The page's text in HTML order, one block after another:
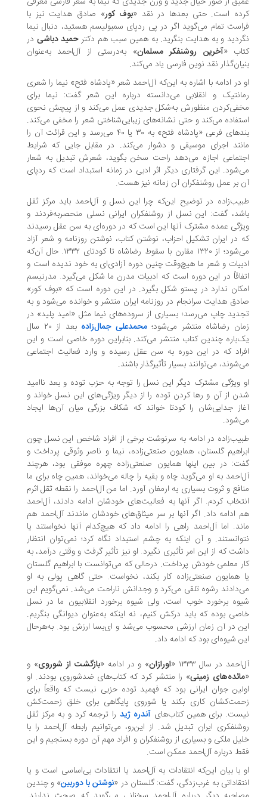
است. حتی بعدها در نقد « بوف کور» صادق هدایت نیز با
تمام می‌گوید اگر در پی ردپای سمبولیسم هستید، دنبال نیما
و به هدایت بنگرید. به همین سبب هم دکترحمید دباشیدر
«آخرین روشنفکر مسلمان» به‌درستی از آل‌احمد به‌عنوان
نقد نوین فارسی یاد می‌کند.
در ادامه با اشاره به این‌که آل‌احمد شعر «پادشاه فتح» نیما را شعری
و انقلابی می‌دانسته درباره این شعر گفت: نیما برای
منظورش به‌شکل جدیدی عمل می‌کند و از پیچش نحوی
می‌کند و حتی نشانه‌های زیبایی‌شناختی شعر را مخفی می‌کند.
بندهای فرعی «پادشاه فتح» به ۳۰ یا ۴۰ می‌رسد و این قرائت آن را
اجرای موسیقی و دشوار می‌کند. در مقابل جایی که شرایط
اجازه می‌دهد راحت سخن بگوید، شعرش تبدیل به شعار
این گرفتاری دیگر اثر ادبی در زمانه‌ استبداد است که ردپای
بر عمل روشنفکران آن زمانه نیز هست.
در توضیح این‌که چرا این نسل و آل‌احمد باید مرکز ثقل
گفت: این نسل از روشنفکران ایرانی نسلی منحصربه‌فردند و
عمده‌ مشترک آنها این است که در دوره‌ای به سن عقل رسیدند
در ایران تشکیل احزاب، نوشتن کتاب، نوشتن روزنامه و شعر آزاد
می‌شود؛ از ۱۳۲۰ مقارن با سقوط رضاشاه تا کودتای ۱۳۳۲. حال آن‌که
و شعر ما هیچ‌وقت چنین دوره‌ آزادی‌ای به خود ندیده است و
در این دوره است که ادبیات مدرن ما شکل می‌گیرد. مدرنیسم
ندارد در پستو شکل بگیرد. در این دوره است که «بوف کور»
هدایت سرانجام در روزنامه‌ ایران منتشر و خوانده می‌شود و به
چاپ می‌رسد؛ بسیاری از سروده‌های نیما مثل «امید پلید» در
رضاشاه منتشر می‌شود؛محمدعلی‌ جمال‌زاده
بعد از ۲۰ سال
چندین کتاب منتشر می‌کند. بنابراین دوره‌ خاصی است و این
که در این دوره به سن عقل رسیده و وارد فعالیت اجتماعی
می‌توانند بسیار تأثیرگذار باشند.
ویژگی مشترک دیگر این نسل را توجه به حزب توده و بعد ناامید
از آن و رها کردن توده را از دیگر ویژگی‌های این نسل خواند و
جدایی‌شان را کودتا ‌خواند که شکاف بزرگی میان آن‌ها ایجاد
در ادامه به سرنوشت برخی از افراد شاخص این نسل چون
گلستان، همایون صنعتی‌زاده، نیما و ناصر وثوقی پرداخت و
در بین اینها همایون صنعتی‌زاده چهره‌ موفقی بود، هرچند
به او می‌گوید چاه و بقیه را چاله می‌خواند، همین چاه برای ما
و ثروت بسیاری به ارمغان آورد. اما من آل‌احمد را نقطه‌ ثقل اثرم
کردم. اگر آنها به فعالیت‌های خودشان ادامه دادند، آل‌احمد
ادامه داد. اگر آنها بر سر میثاق‌های خودشان ماندند آل‌احمد هم
اما آل‌احمد راهی را ادامه داد که هیچ‌کدام آنها نخواستند یا
و آن اینکه به چشم استبداد نگاه کرد؛ نمی‌توان انتظار
که از این امر تأثیری نگیرد. او نیز تأثیر گرفت و وقتی درآمد، به
معلمی خودش پرداخت. درحالی که می‌توانست با ابراهیم گلستان
همایون صنعتی‌زاده کار بکند، نخواست. حتی گاهی پولی به او
رشوه تلقی می‌کرد و وجدانش ناراحت می‌شد. نمی‌گویم این
برخورد خوب است، ولی شیوه‌ برخورد انقلابیون ما در نسل
بوده که باید درکش کنیم، نه اینکه به‌عنوان دیوانگی بنگریم.
در آن زمان ارزشی محسوب می‌شد و ای‌بسا ارزش بود. به‌هرحال
شیوه‌ای بود که ادامه داد.
در سال ۱۳۳۳ «
اورازان» و در ادامه «بازگشت از شوروی» و
زمینی» را منتشر کرد که کتاب‌های ضدشوروی بودند. او
جوان ایرانی بود که فهمید توده حزبی نیست که واقعاً برای
کاری بکند یا شوروی پایگاهی برای خلق زحمت‌کش
برای همین کتاب‌هایآندره ژیدرا ترجمه کرد و به مرکز ثقل
ایران تبدیل شد. از این‌رو، می‌توانیم رابطه‌ آل‌احمد را با
ملکی و بسیاری از روشنفکران و افراد مهم آن دوره بسنجیم و این
درباره‌ آل‌احمد ممکن است.
با بیان این‌که انتقادات به آل‌احمد یا انتقادات بی‌اساسی است و یا
به غرب‌زدگی، گفت: گلستان در «نوشتن با دوربین» و چندین